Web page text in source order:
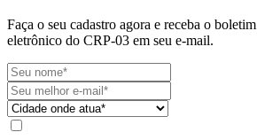
Faça o seu cadastro agora e receba o boletim
eletrônico do CRP-03 em seu e-mail.